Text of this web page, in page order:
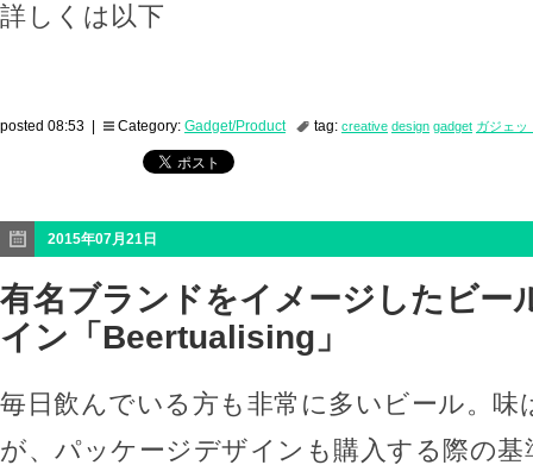
詳しくは以下
posted 08:53 | Category: Gadget/Product tag: creative design gadget ガジェッ
2015年07月21日
有名ブランドをイメージしたビー
イン「Beertualising」
毎日飲んでいる方も非常に多いビール。味
が、パッケージデザインも購入する際の